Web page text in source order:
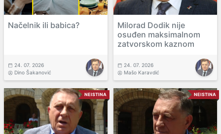
Načelnik ili babica?
24. 07. 2026
Dino Šakanović
Milorad Dodik nije
osuđen maksimalnom
zatvorskom kaznom
24. 07. 2026
Mašo Karavdić
NEISTINA NEISTINA